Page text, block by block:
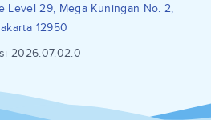
Level 29, Mega Kuningan No. 2,
12950
2026.07.02.0